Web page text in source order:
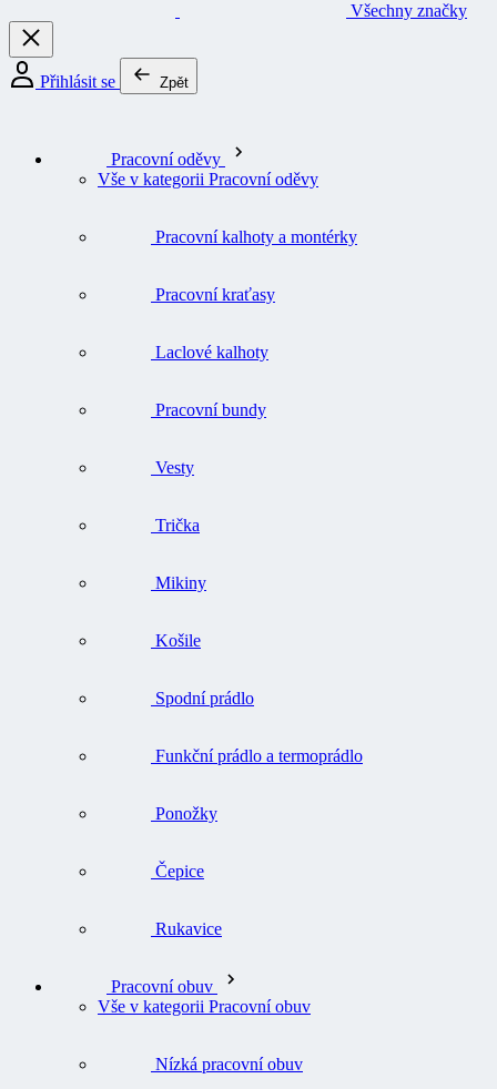
Všechny značky
Přihlásit se Zpět
Pracovní oděvy
Vše v kategorii Pracovní oděvy
Pracovní kalhoty a montérky
Pracovní kraťasy
Laclové kalhoty
Pracovní bundy
Vesty
Trička
Mikiny
Košile
Spodní prádlo
Funkční prádlo a termoprádlo
Ponožky
Čepice
Rukavice
Pracovní obuv
Vše v kategorii Pracovní obuv
Nízká pracovní obuv